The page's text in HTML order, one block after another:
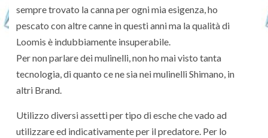
sempre trovato la canna per ogni mia esigenza, ho
pescato con altre canne in questi anni ma la qualità di
Loomis è indubbiamente insuperabile.
Per non parlare dei mulinelli, non ho mai visto tanta
tecnologia, di quanto ce ne sia nei mulinelli Shimano, in
altri Brand.
Utilizzo diversi assetti per tipo di esche che vado ad
utilizzare ed indicativamente per il predatore. Per lo